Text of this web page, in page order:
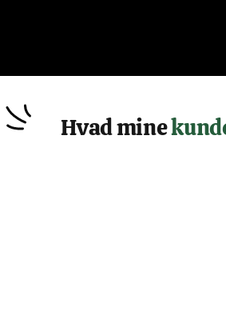
Hvad mine